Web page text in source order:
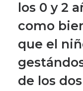
los 0 y 2
como
que el
de los